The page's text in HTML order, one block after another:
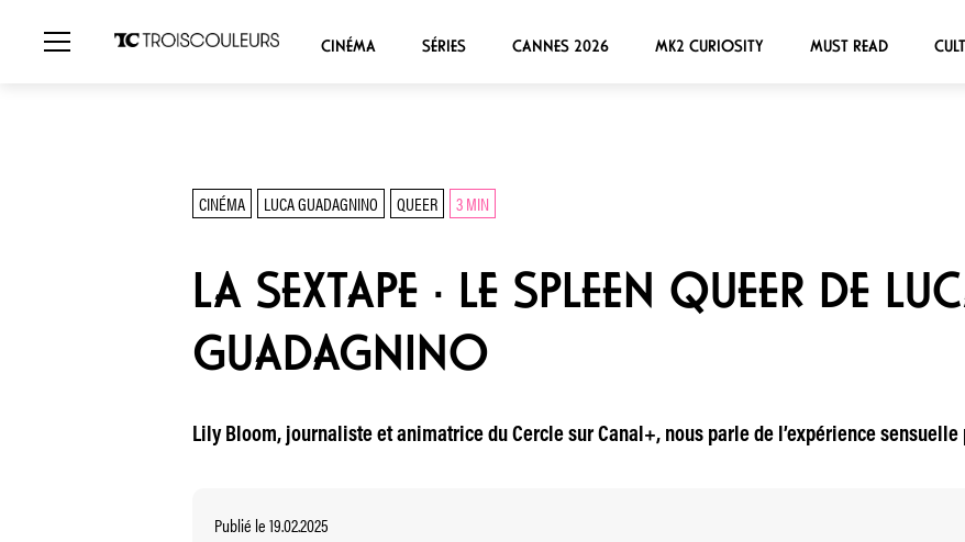
CINÉMA SÉRIES CANNES 2026 MK2 CURIOSITY MUST READ
CINÉMA LUCA GUADAGNINO QUEER 3 MIN
LA SEXTAPE · LE SPLEEN QUEER DE
GUADAGNINO
Lily Bloom, journaliste et animatrice du Cercle sur Canal+, nous parle de l’expérience
Publié le 19.02.2025